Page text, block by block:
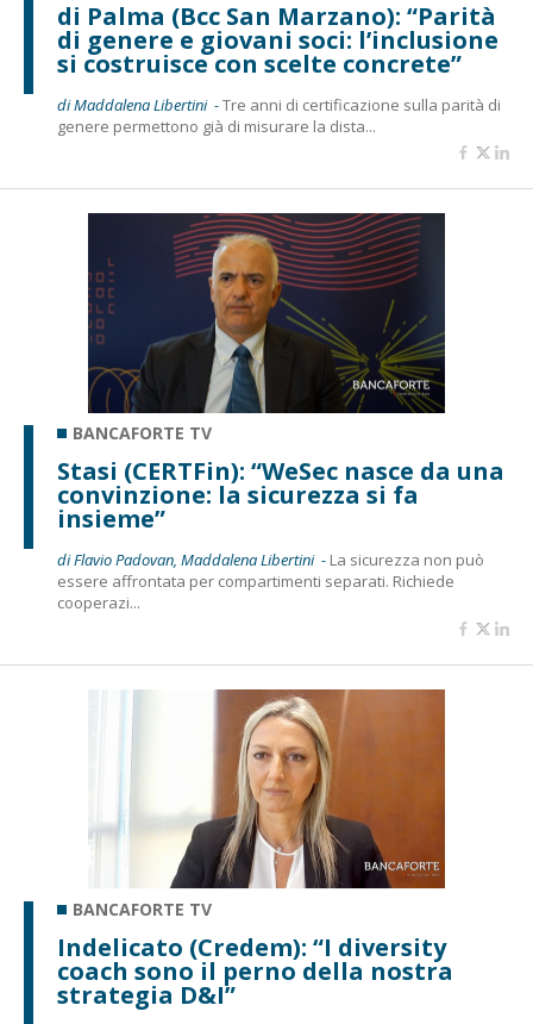
di Palma (Bcc San Marzano): “Parità
di genere e giovani soci: l’inclusione
si costruisce con scelte concrete”
di Maddalena Libertini -Tre anni di certificazione sulla parità di
genere permettono già di misurare la dista...
BANCAFORTE TV
Stasi (CERTFin): “WeSec nasce da una
convinzione: la sicurezza si fa
insieme”
di Flavio Padovan, Maddalena Libertini - La sicurezza non può
essere affrontata per compartimenti separati. Richiede
cooperazi...
BANCAFORTE TV
Indelicato (Credem): “I diversity
coach sono il perno della nostra
strategia D&I”